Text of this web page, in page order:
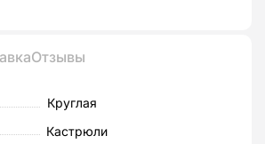
Отзывы
Круглая
Кастрюли